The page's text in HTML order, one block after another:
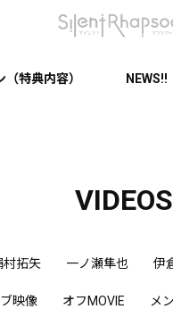
特典内容） NEWS!!
VIDEOS
村拓矢 一ノ瀬隼也 伊
映像 オフMOVIE メ